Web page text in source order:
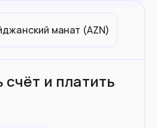
для оформления
загранпаспорт и
ВНЖ.
10.2млн
если
манат (AZN)
счёт и платить